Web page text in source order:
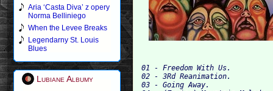
Aria ‘Casta Diva’ z opery
Norma Belliniego
When the Levee Breaks
Legendarny St. Louis
Blues
Lubiane Albumy
01 - Freedom With Us.
02 - 3Rd Reanimation.
03 - Going Away.